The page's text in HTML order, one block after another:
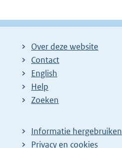
Over deze website
Contact
English
Help
Zoeken
Informatie hergebruiken
Privacy en cookies